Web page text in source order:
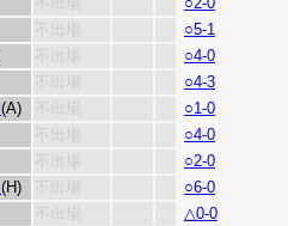
不出場
○5-1
不出場
○4-0
不出場
○4-3
(A) 不出場
○1-0
不出場
○4-0
不出場
○2-0
(H) 不出場
○6-0
不出場
△0-0